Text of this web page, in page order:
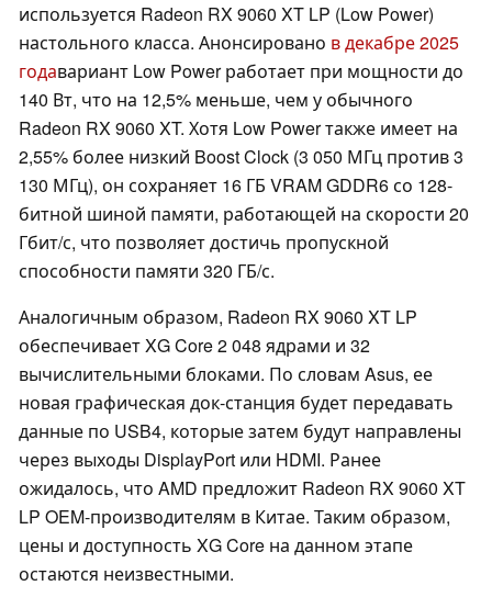
используется Radeon RX 9060 XT LP (Low Power)
настольного класса. Анонсировано в декабре 2025
годавариант Low Power работает при мощности до
140 Вт, что на 12,5% меньше, чем у обычного
Radeon RX 9060 XT. Хотя Low Power также имеет на
2,55% более низкий Boost Clock (3 050 МГц против 3
130 МГц), он сохраняет 16 ГБ VRAM GDDR6 со 128-
битной шиной памяти, работающей на скорости 20
Гбит/с, что позволяет достичь пропускной
способности памяти 320 ГБ/с.
Аналогичным образом, Radeon RX 9060 XT LP
обеспечивает XG Core 2 048 ядрами и 32
вычислительными блоками. По словам Asus, ее
новая графическая док-станция будет передавать
данные по USB4, которые затем будут направлены
через выходы DisplayPort или HDMI. Ранее
ожидалось, что AMD предложит Radeon RX 9060 XT
LP OEM-производителям в Китае. Таким образом,
цены и доступность XG Core на данном этапе
остаются неизвестными.